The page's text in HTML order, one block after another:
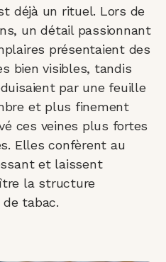
déjà un rituel. Lors de
un détail passionnant
présentaient des
bien visibles, tandis
par une feuille
et plus finement
ces veines plus fortes
Elles confèrent au
et laissent
la structure
tabac.